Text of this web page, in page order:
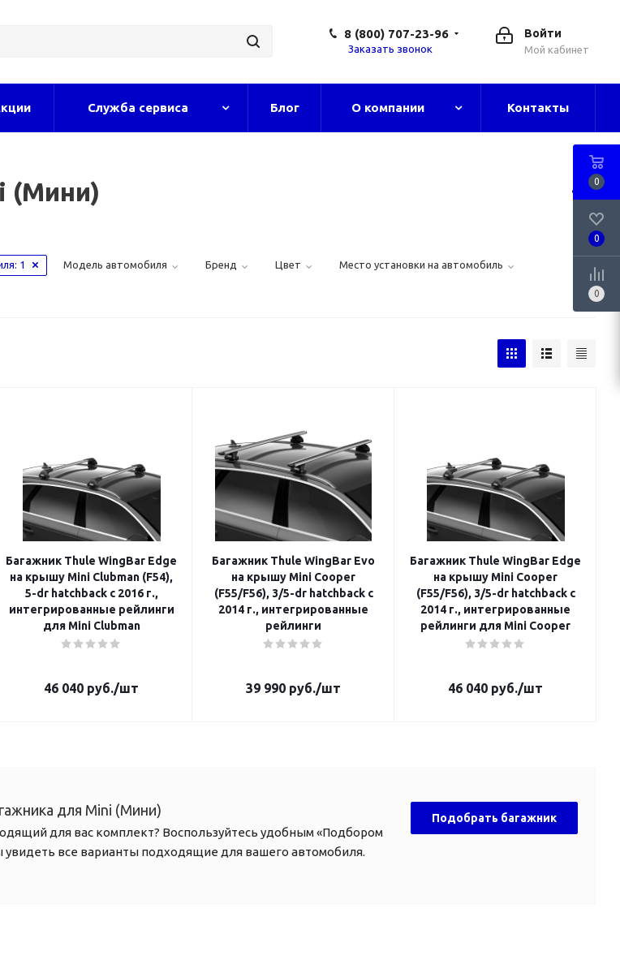
Войти
Мой кабинет
8 (800) 707-23-96
Заказать звонок
Служба сервиса Блог О компании Контакты
(Мини)
: 1 Модель автомобиля Бренд Цвет Место установки на автомобиль
Багажник Thule WingBar Edge
на крышу Mini Clubman (F54),
5-dr hatchback с 2016 г.,
интегрированные рейлинги
для Mini Clubman
46 040 руб./шт
Багажник Thule WingBar Evo
на крышу Mini Cooper
(F55/F56), 3/5-dr hatchback с
2014 г., интегрированные
рейлинги
39 990 руб./шт
Багажник Thule WingBar Edge
на крышу Mini Cooper
(F55/F56), 3/5-dr hatchback с
2014 г., интегрированные
рейлинги для Mini Cooper
46 040 руб./шт
для Mini (Мини)
для вас комплект? Воспользуйтесь удобным «Подбором
увидеть все варианты подходящие для вашего автомобиля.
Подобрать багажник
0
0
0